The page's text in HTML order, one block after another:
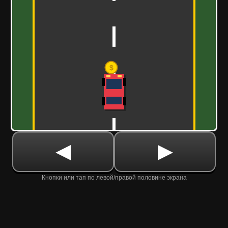
◀ ▶
Кнопки или тап по левой/правой половине экрана